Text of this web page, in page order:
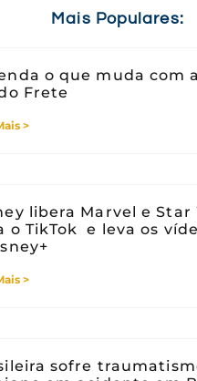
Mais Populares:
o que muda com
Frete
>
libera Marvel e Star
o TikTok e leva os
>
sofre